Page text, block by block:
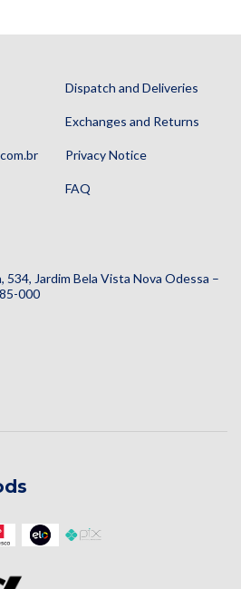
Dispatch and Deliveries
Exchanges and Returns
Privacy Notice
FAQ
534, Jardim Bela Vista Nova Odessa –
000